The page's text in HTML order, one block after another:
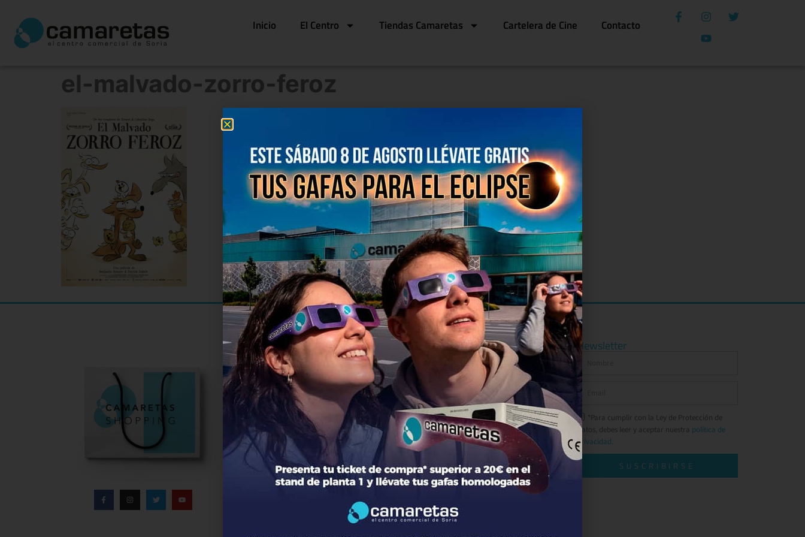
Inicio El Centro Tiendas Camaretas Cartelera de Cine Contacto
el-malvado-zorro-feroz
Información del centro
Información general
Directorio de tiendas y Planos
Contacto
Política de Privacidad
Aviso Legal
Política de Cookies
Bases legales Concursos y Promociones
Tiendas
Hogar y Alimentación
Regalos y Complementos
Ocio y Restauración
Servicios
Newsletter
*Para cumplir con la Ley de Protección de
Datos, debes leer y aceptar nuestra política de
privacidad.
SUSCRIBIRSE